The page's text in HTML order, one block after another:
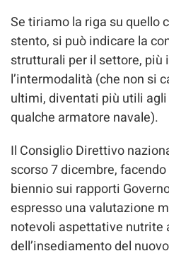
Se tiriamo la riga su quello
stento, si può indicare la
strutturali per il settore, più
l’intermodalità (che non si
ultimi, diventati più utili
qualche armatore navale).
Il Consiglio Direttivo
scorso 7 dicembre,
biennio sui rapporti
espresso una valutazione
notevoli aspettative nutrite
dell’insediamento del